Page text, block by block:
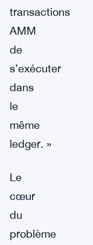
transactions
AMM
de
s’exécuter
dans
le
même
ledger. »
Le
cœur
du
problème